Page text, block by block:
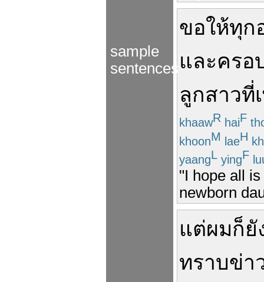
sample
sentences
ขอให้ทุก
และครอ
ลูกสาวที่
khaawR haiF
khoonM laeH
yaangL yingF
"I hope all
newborn
แต่ผมก็ยั
ทราบข่า